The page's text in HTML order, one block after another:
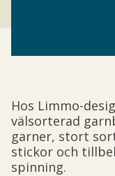
Hos Limmo-
välsorterad
garner, stort
stickor och
spinning.